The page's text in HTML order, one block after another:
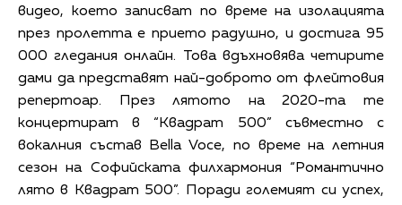
видео, което записват по време на изолацията
през пролетта е прието радушно, и достига 95
000 гледания онлайн. Това вдъхновява четирите
дами да представят най-доброто от флейтовия
репертоар. През лятото на 2020-та те
концертират в “Квадрат 500” съвместно с
вокалния състав Bella Voce, по време на летния
сезон на Софийската филхармония “Романтично
лято в Квадрат 500”. Поради големият си успех,